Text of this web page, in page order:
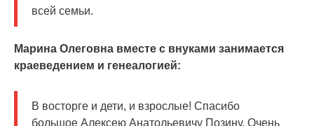
всей семьи.
Марина Олеговна вместе с внуками занимается
краеведением и генеалогией:
В восторге и дети, и взрослые! Спасибо
большое Алексею Анатольевичу Позину. Очень